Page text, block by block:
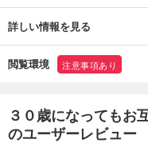
詳しい情報を見る
閲覧環境 注意事項あり
３０歳になってもお
のユーザーレビュー